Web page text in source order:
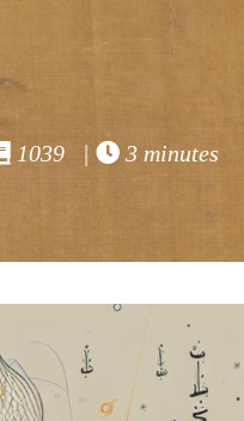
1039 | 3 minutes